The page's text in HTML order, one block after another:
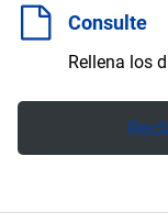
Consulte
Rellena los